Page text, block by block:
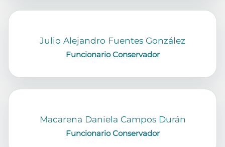
Julio Alejandro Fuentes González
Funcionario Conservador
Macarena Daniela Campos Durán
Funcionario Conservador